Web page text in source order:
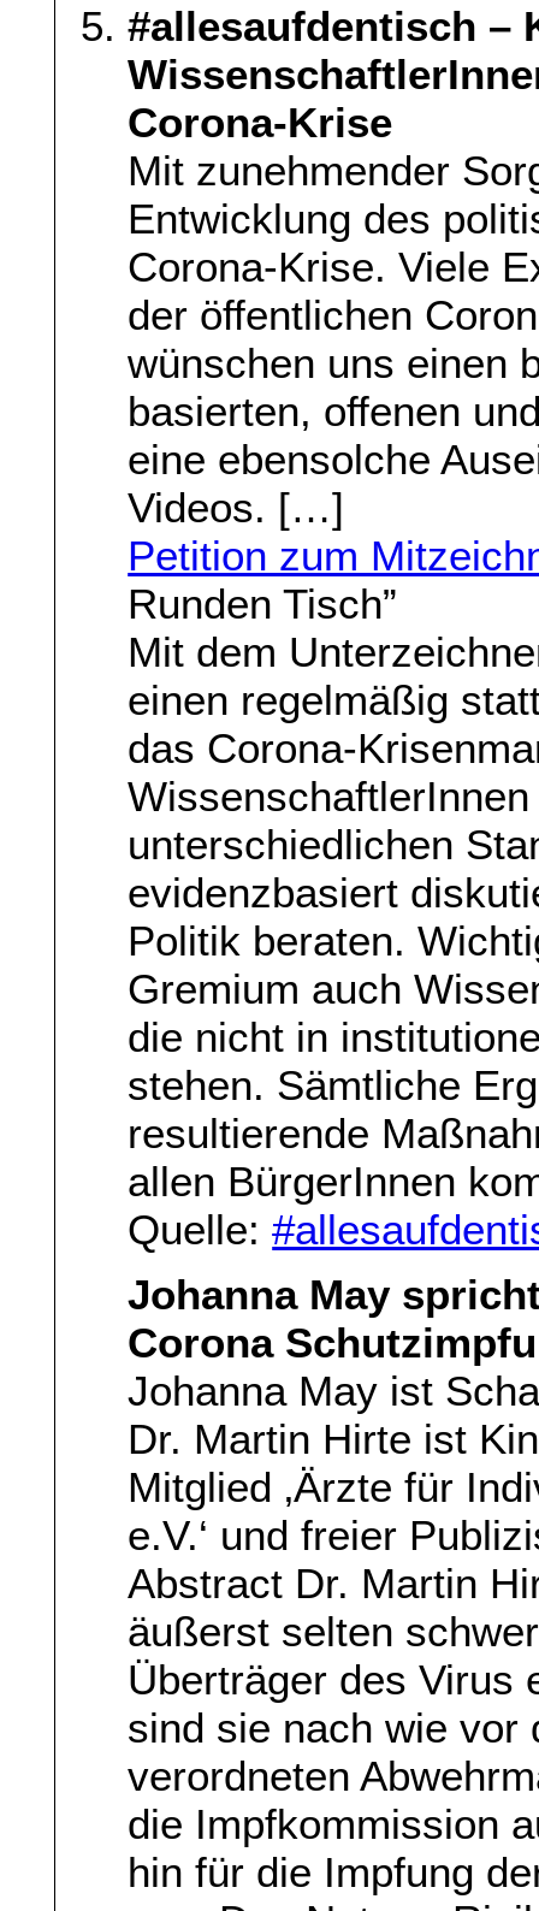
#allesaufdentisch –
Corona-Krise
Mit zunehmender
Entwicklung des
Corona-Krise. Viele
der öffentlichen
wünschen uns einen
basierten, offenen
eine ebensolche
Videos. […]
Petition zum
Runden Tisch”
Mit dem
einen regelmäßig
das Corona-
unterschiedlichen
evidenzbasiert
Politik beraten.
Gremium auch
die nicht in
stehen. Sämtliche
resultierende
allen BürgerInnen
Quelle:
Johanna May
Corona
Johanna May ist
Dr. Martin Hirte ist
Mitglied ‚Ärzte für
e.V.‘ und freier
Abstract Dr. Martin
äußerst selten
Überträger des Virus
sind sie nach wie vor
verordneten
die Impfkommission
hin für die Impfung